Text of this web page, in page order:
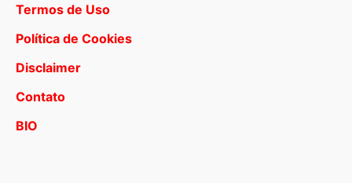
Termos de Uso
Política de Cookies
Disclaimer
Contato
BIO